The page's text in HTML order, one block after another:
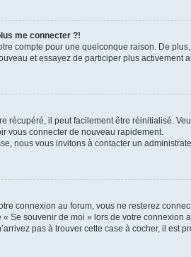
me connecter ?!
compte pour une quelconque raison. De
et essayez de participer plus activement
récupéré, il peut facilement être réinitialisé.
vous connecter de nouveau rapidement.
nous vous invitons à contacter un
connexion au forum, vous ne resterez
Se souvenir de moi » lors de votre
pas à trouver cette case à cocher, il est